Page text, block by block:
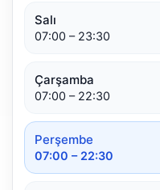
Salı
07:00 – 23:30
Çarşamba
07:00 – 22:30
Perşembe
07:00 – 22:30